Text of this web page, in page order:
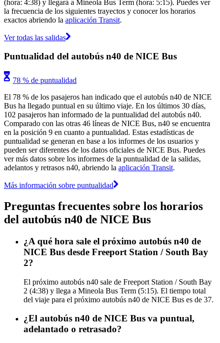
(hora: 4:38) y llegará a Mineola Bus Term (hora: 5:15). Puedes ver
la frecuencia de los siguientes trayectos y conocer los horarios
exactos abriendo la aplicación Transit.
Ver todas las salidas
Puntualidad del autobús n40 de NICE Bus
78 % de puntualidad
El 78 % de los pasajeros han indicado que el autobús n40 de NICE
Bus ha llegado puntual en su último viaje. En los últimos 30 días,
102 pasajeros han informado de la puntualidad del autobús n40.
Comparado con las otras 46 líneas de NICE Bus, n40 se encuentra
en la posición 9 en cuanto a puntualidad. Estas estadísticas de
puntualidad se generan en base a los informes de los usuarios y
pueden ser diferentes de los datos oficiales de NICE Bus. Puedes
ver más datos sobre los informes de la puntualidad de la salidas,
adelantos y retrasos n40, abriendo la aplicación Transit.
Más información sobre puntualidad
Preguntas frecuentes sobre los horarios
del autobús n40 de NICE Bus
¿A qué hora sale el próximo autobús n40 de
NICE Bus desde Freeport Station / South Bay
2?
El próximo autobús n40 sale de Freeport Station / South Bay
2 (4:38) y llega a Mineola Bus Term (5:15). El tiempo total
del viaje para el próximo autobús n40 de NICE Bus es de 37.
¿El autobús n40 de NICE Bus va puntual,
adelantado o retrasado?